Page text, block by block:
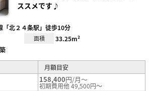
ススメです♪
「北２４条駅」徒歩10分
面積 33.25m²
月額目安
158,400円/月～
初期費用他 49,500円～